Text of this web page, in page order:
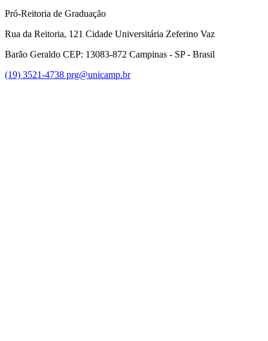
Pró-Reitoria de Graduação
Rua da Reitoria, 121 Cidade Universitária Zeferino Vaz
Barão Geraldo CEP: 13083-872 Campinas - SP - Brasil
(19) 3521-4738 prg@unicamp.br